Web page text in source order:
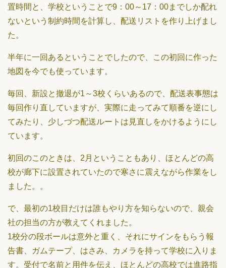
置時間と、学校ということで9：00～17：00までしか配れ
ないという制約時間を計算し、配送リストを作り上げまし
た。
半年に一回あるということでしたので、この初回に作った
地図を今でも使っています。
毎回、新設と撤退が1～3校くらいあるので、配送表事態は
毎回作り直していますが、実際に走ってみて順番を逆にし
てみたり、少しづつ配送ルートは見直しをかけるようにし
ています。
初回のこのときは、2月ということもあり、ほとんどの高
校が廊下に設置されていたので寒さに震えながら作業をし
ました。。
で、最初の1校目だけは誰もやり方を知らないので、親会
社の担当の方が教えてくれました。
1校分の段ボールは意外と重く、それにサインをもらう報
告書、ガムテープ、はさみ、カメラを持って学校に入りま
す。受付で名前と用件を伝え、ほとんどの高校では進路指